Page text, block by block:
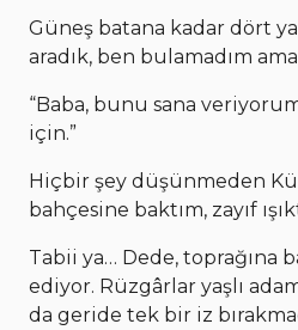
Güneş batana kadar dört
aradık, ben bulamadım
“Baba, bunu sana
için.”
Hiçbir şey düşünmeden
bahçesine baktım, zayıf
Tabii ya… Dede, toprağına
ediyor. Rüzgârlar yaşlı
da geride tek bir iz